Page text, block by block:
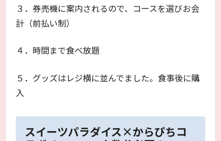
３．券売機に案内されるので、コースを選びお会
計（前払い制）
４．時間まで食べ放題
５．グッズはレジ横に並んでました。食事後に購
入
スイーツパラダイス×からぴちコ